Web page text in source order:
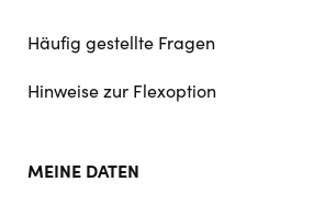
Häufig gestellte Fragen
Hinweise zur Flexoption
MEINE DATEN